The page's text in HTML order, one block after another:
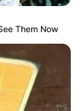
Them Now